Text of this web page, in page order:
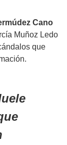
Cano
Muñoz Ledo
que